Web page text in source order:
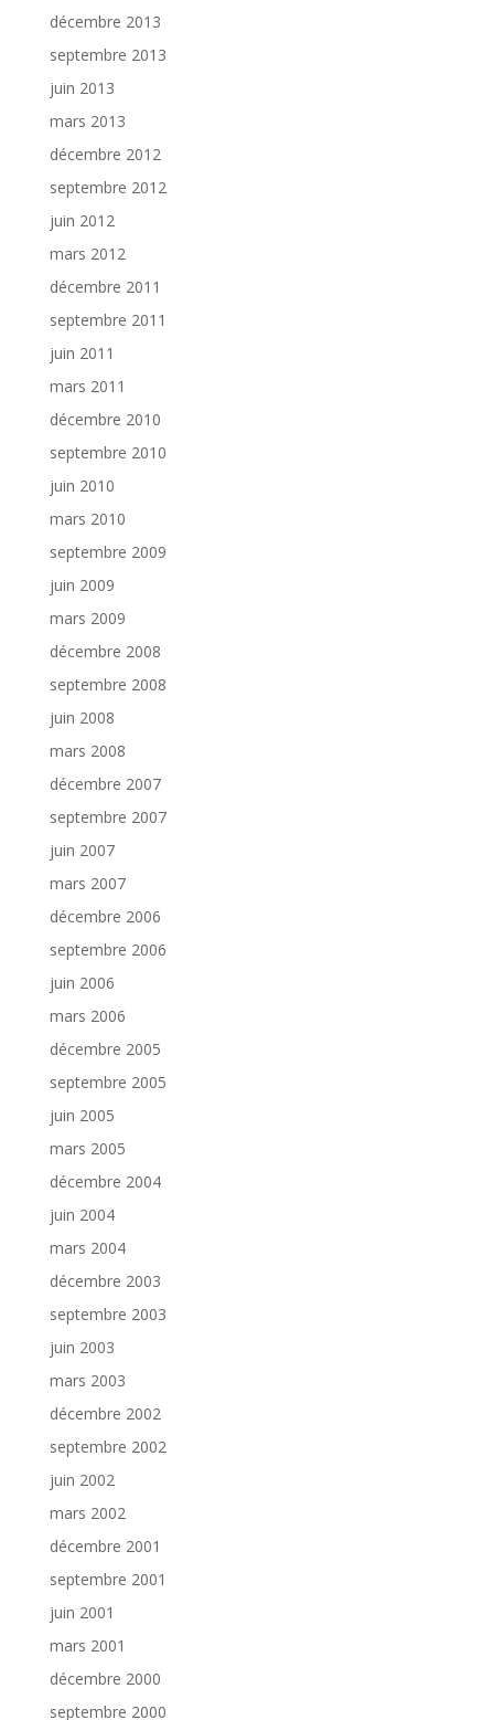
décembre 2013
septembre 2013
juin 2013
mars 2013
décembre 2012
septembre 2012
juin 2012
mars 2012
décembre 2011
septembre 2011
juin 2011
mars 2011
décembre 2010
septembre 2010
juin 2010
mars 2010
septembre 2009
juin 2009
mars 2009
décembre 2008
septembre 2008
juin 2008
mars 2008
décembre 2007
septembre 2007
juin 2007
mars 2007
décembre 2006
septembre 2006
juin 2006
mars 2006
décembre 2005
septembre 2005
juin 2005
mars 2005
décembre 2004
juin 2004
mars 2004
décembre 2003
septembre 2003
juin 2003
mars 2003
décembre 2002
septembre 2002
juin 2002
mars 2002
décembre 2001
septembre 2001
juin 2001
mars 2001
décembre 2000
septembre 2000